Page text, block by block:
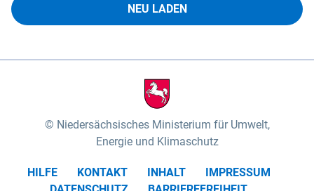
NEU LADEN
Niedersächsisches Ministerium für Umwelt,
Energie und Klimaschutz
HILFE KONTAKT INHALT
IMPRESSUM